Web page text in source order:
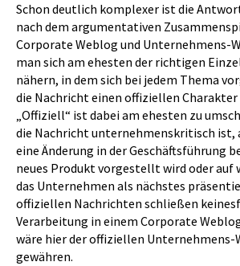
Schon deutlich komplexer ist die
nach dem argumentativen
Corporate Weblog und Unternehmens-
man sich am ehesten der richtigen
nähern, in dem sich bei jedem Thema
die Nachricht einen offiziellen
„Offiziell“ ist dabei am ehesten zu
die Nachricht unternehmenskritisch ist,
eine Änderung in der Geschäftsführung
neues Produkt vorgestellt wird oder auf
das Unternehmen als nächstes
offiziellen Nachrichten schließen
Verarbeitung in einem Corporate
wäre hier der offiziellen Unternehmens-
gewähren.